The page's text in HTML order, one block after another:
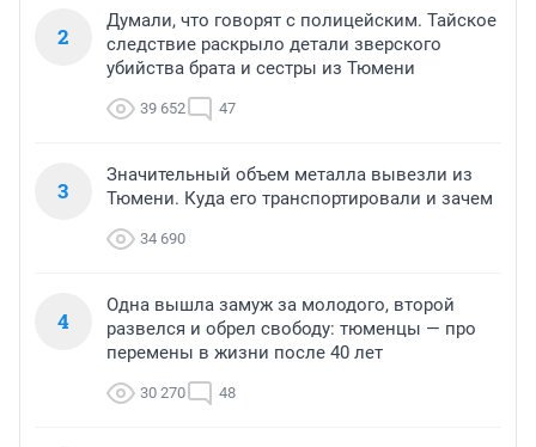
2
Думали, что говорят с полицейским. Тайское
следствие раскрыло детали зверского
убийства брата и сестры из Тюмени
39 652 47
3
Значительный объем металла вывезли из
Тюмени. Куда его транспортировали и зачем
34 690
4
Одна вышла замуж за молодого, второй
развелся и обрел свободу: тюменцы — про
перемены в жизни после 40 лет
30 270 48